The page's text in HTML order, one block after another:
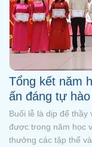
Chúc mừng
Olympia cấp
Sáng ngày 23/5,
tổ chức vòng chung
3. Sau những vòng